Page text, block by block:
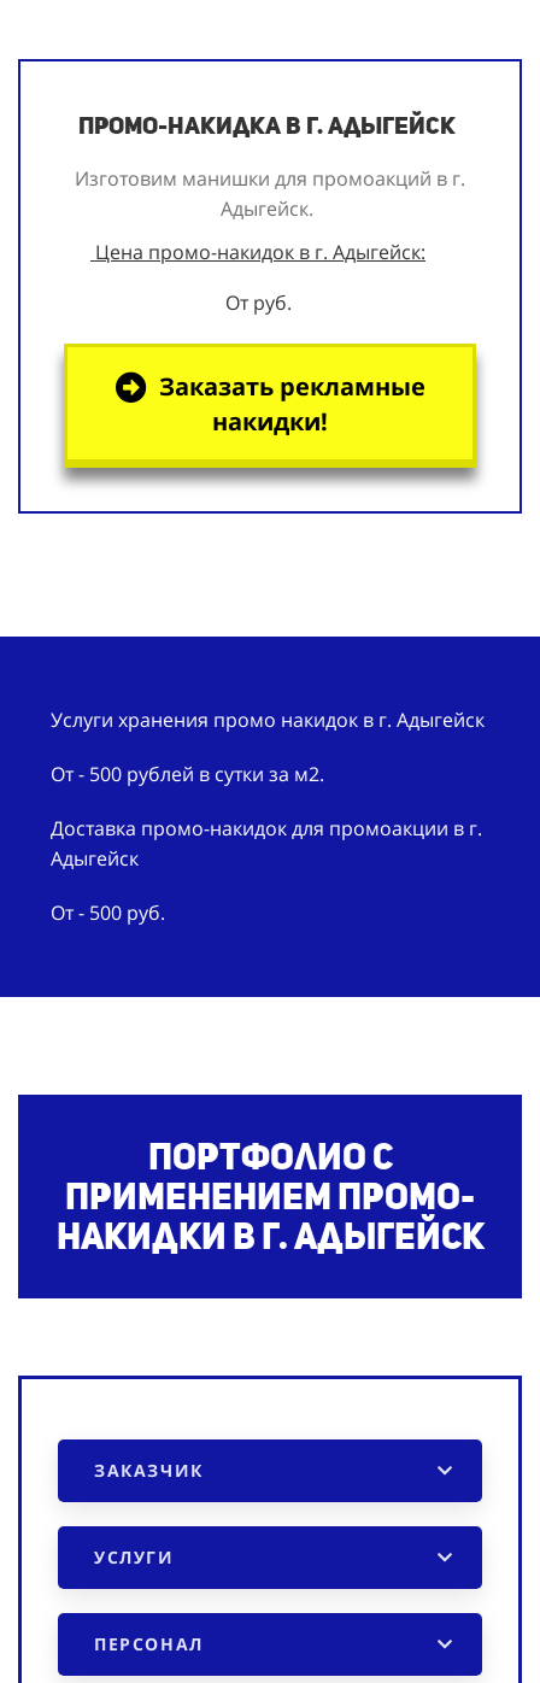
Промо-накидка в г. Адыгейск
Изготовим манишки для промоакций в г.
Адыгейск.
Цена промо-накидок в г. Адыгейск:
От руб.
Заказать рекламные
накидки!
Услуги хранения промо накидок в г. Адыгейск
От - 500 рублей в сутки за м2.
Доставка промо-накидок для промоакции в г.
Адыгейск
От - 500 руб.
Портфолио с
применением промо-
накидки в г. Адыгейск
ЗАКАЗЧИК
УСЛУГИ
ПЕРСОНАЛ